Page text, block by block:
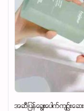
အဆီပြန်ချွေးပေါက်ကျဥ်းဆေး